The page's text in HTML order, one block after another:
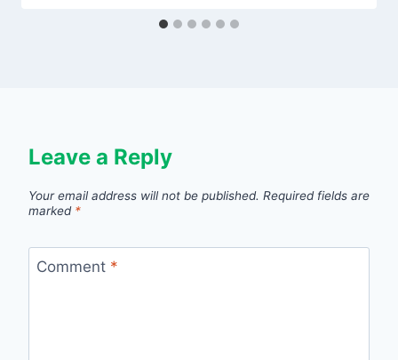
Leave a Reply
Your email address will not be published. Required fields are
marked *
Comment *